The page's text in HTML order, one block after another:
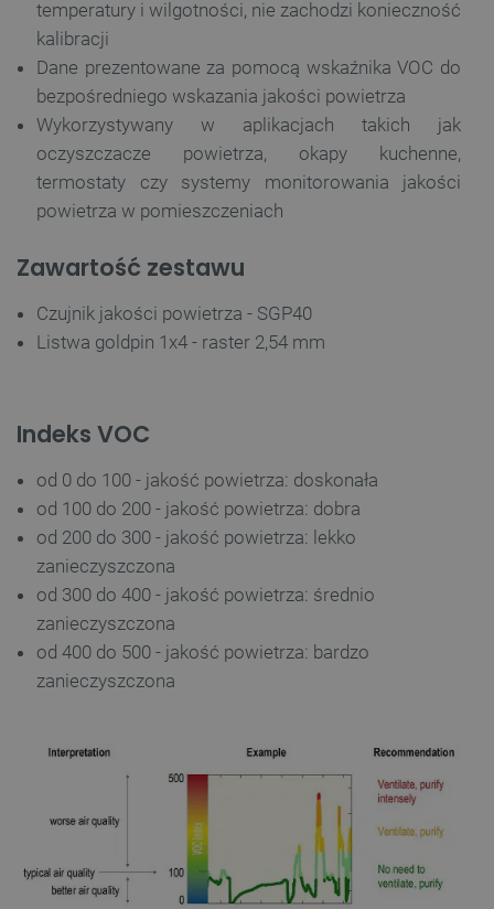
temperatury i wilgotności, nie zachodzi konieczność
kalibracji
Dane prezentowane za pomocą wskaźnika VOC do
bezpośredniego wskazania jakości powietrza
Wykorzystywany w aplikacjach takich jak
oczyszczacze powietrza, okapy kuchenne,
termostaty czy systemy monitorowania jakości
powietrza w pomieszczeniach
Zawartość zestawu
Czujnik jakości powietrza - SGP40
Listwa goldpin 1x4 - raster 2,54 mm
Indeks VOC
od 0 do 100 - jakość powietrza: doskonała
od 100 do 200 - jakość powietrza: dobra
od 200 do 300 - jakość powietrza: lekko
zanieczyszczona
od 300 do 400 - jakość powietrza: średnio
zanieczyszczona
od 400 do 500 - jakość powietrza: bardzo
zanieczyszczona